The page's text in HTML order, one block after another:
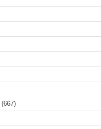
(667)